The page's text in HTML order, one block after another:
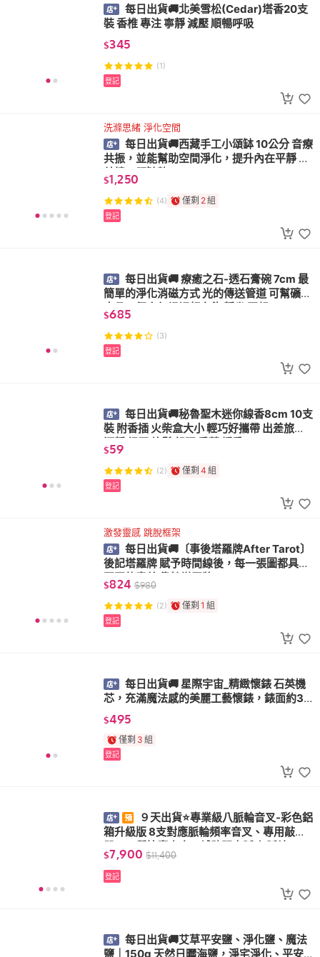
每日出貨🚚北美雪松(Cedar)塔香20支
裝 香椎 專注 寧靜 減壓 順暢呼吸
$345
(1)
登記
洗滌思緒 淨化空間
每日出貨🚚西藏手工小頌缽 10公分 音療
共振，並能幫助空間淨化，提升內在平靜 附
敲棒、頌缽墊
$1,250
(4) 僅剩 2組
登記
每日出貨🚚 療癒之石-透石膏碗 7cm 最
簡單的淨化消磁方式 光的傳送管道 可幫礦石
水晶、個人氣場調頻充能 靜坐 冥想
$685
(3)
登記
每日出貨🚚秘魯聖木迷你線香8cm 10支
裝 附香插 火柴盒大小 輕巧好攜帶 出差旅行
沉靜 紓壓 放鬆 舒眠 香薰 燻香
$59
(2) 僅剩 4 組
登記
激發靈感 跳脫框架
每日出貨🚚〔事後塔羅牌After Tarot〕
後記塔羅牌 賦予時間線後，每一張圖都具有
不同的意義 偉特塔羅牌
$824 $980
(2) 僅剩 1 組
登記
每日出貨🚚 星際宇宙_精緻懷錶 石英機
芯，充滿魔法感的美麗工藝懷錶，錶面約3.
5cm
$495
僅剩 3 組
登記
９天出貨⭐專業級八脈輪音叉-彩色鋁
箱升級版 8支對應脈輪頻率音叉、專用敲擊
器、三種按摩底座... 輔助開中脈 七脈輪+1
$7,900 $11,400
登記
每日出貨🚚艾草平安鹽、淨化鹽、魔法
鹽｜150g 天然日曬海鹽，淨宅淨化、平安